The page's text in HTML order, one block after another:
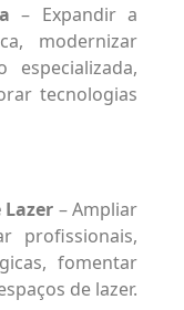
– Expandir a
modernizar
especializada,
tecnologias
Lazer – Ampliar
profissionais,
fomentar
de lazer.